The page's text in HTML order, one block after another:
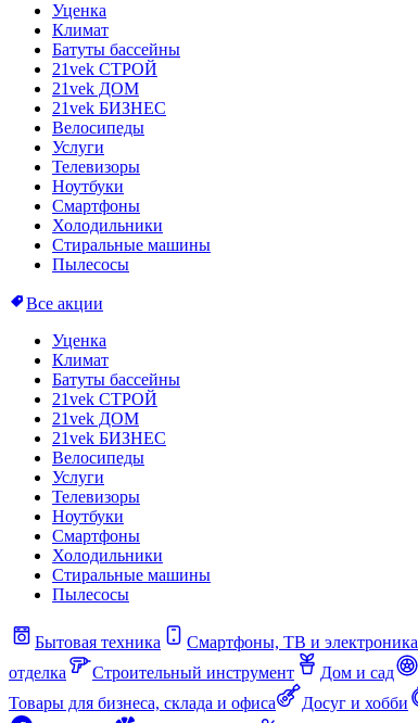
Уценка
Климат
Батуты бассейны
21vek СТРОЙ
21vek ДОМ
21vek БИЗНЕС
Велосипеды
Услуги
Телевизоры
Ноутбуки
Смартфоны
Холодильники
Стиральные машины
Пылесосы
Все акции
Уценка
Климат
Батуты бассейны
21vek СТРОЙ
21vek ДОМ
21vek БИЗНЕС
Велосипеды
Услуги
Телевизоры
Ноутбуки
Смартфоны
Холодильники
Стиральные машины
Пылесосы
Бытовая техника Смартфоны, ТВ и электроника
отделка
Строительный инструмент Дом и сад
Товары для бизнеса, склада и офиса
Досуг и хобби